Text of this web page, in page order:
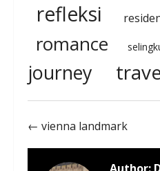
refleksi
romance
journey
← vienna landmark
Author: